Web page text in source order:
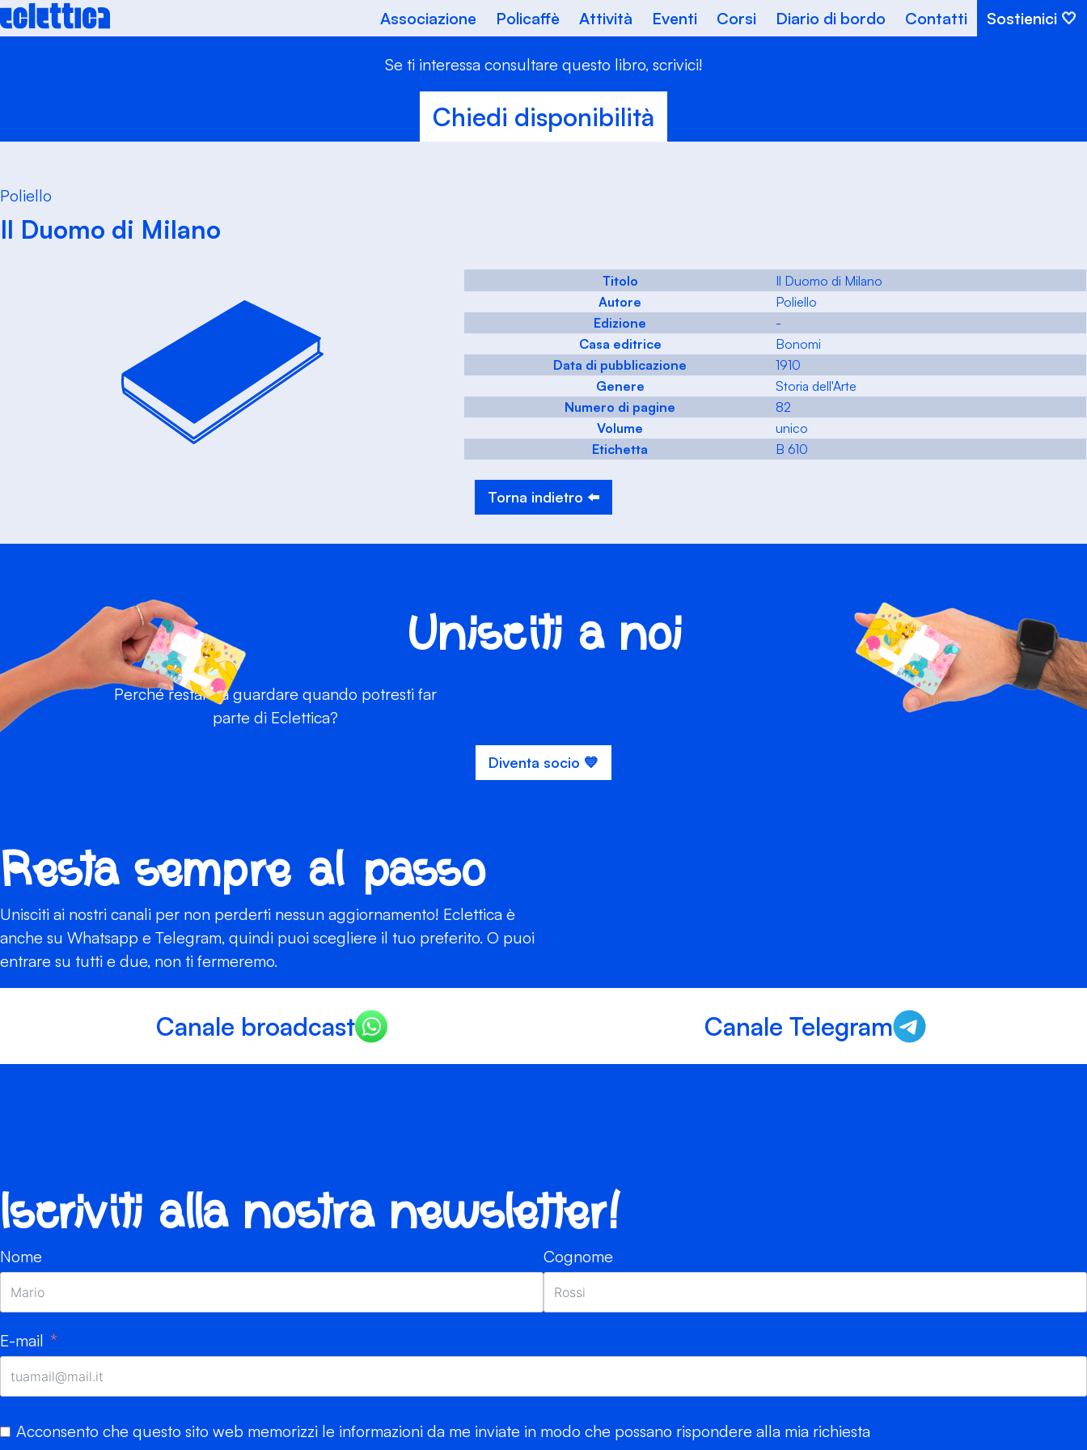
Skip
to
Associazione Policaffè Attività Eventi Corsi Diario di bordo Contatti Sostienici
Se ti interessa consultare questo libro, scrivici!
Chiedi disponibilità
Poliello
Il Duomo di Milano
Titolo
Il Duomo di Milano
Autore
Poliello
Edizione
-
Casa editrice
Bonomi
Data di pubblicazione
1910
Genere
Storia dell'Arte
Numero di pagine
82
Volume
unico
Etichetta
B 610
Torna indietro ⬅️
Unisciti a noi
Perché restare a guardare quando potresti far
parte di Eclettica?
Diventa socio 💙
Resta sempre al passo
Unisciti ai nostri canali per non perderti nessun aggiornamento! Eclettica è
anche su Whatsapp e Telegram, quindi puoi scegliere il tuo preferito. O puoi
entrare su tutti e due, non ti fermeremo.
Canale broadcast Canale Telegram
Iscriviti alla nostra newsletter!
Nome Cognome
E-mail
Acconsento che questo sito web memorizzi le informazioni da me inviate in modo che possano rispondere alla mia richiesta